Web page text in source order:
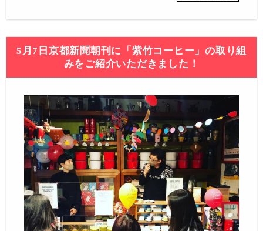
5月7日京都新聞朝刊に「紫竹コーヒー」の取り組
みをご紹介いただきました！